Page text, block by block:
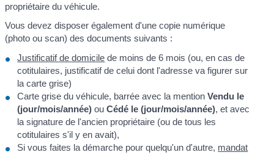
propriétaire du véhicule.
Vous devez disposer également d'une copie numérique
(photo ou scan) des documents suivants :
Justificatif de domicile de moins de 6 mois (ou, en cas de
cotitulaires, justificatif de celui dont l'adresse va figurer sur
la carte grise)
Carte grise du véhicule, barrée avec la mentionVendu le
(jour/mois/année) ouCédé le (jour/mois/année), et avec
la signature de l'ancien propriétaire (ou de tous les
cotitulaires s'il y en avait),
Si vous faites la démarche pour quelqu'un d'autre, mandat